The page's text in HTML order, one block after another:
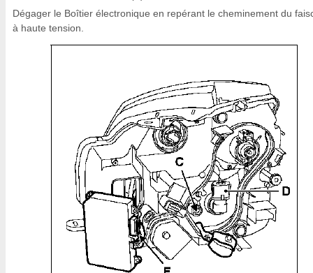
Dégager le Boîtier électronique en repérant le cheminement du
à haute tension.